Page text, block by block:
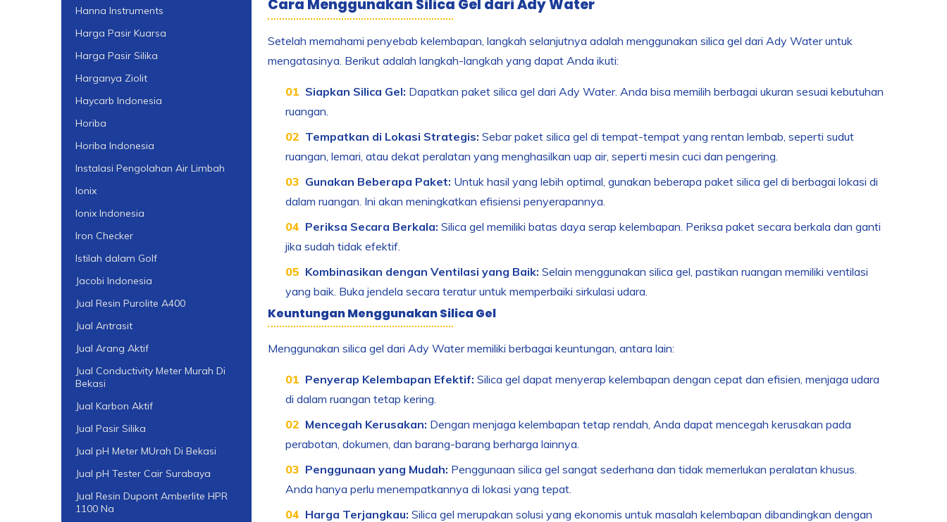
Cara Menggunakan Silica Gel dari Ady Water
Setelah memahami penyebab kelembapan, langkah selanjutnya adalah menggunakan silica gel dari Ady Water untuk
mengatasinya. Berikut adalah langkah-langkah yang dapat Anda ikuti:
Siapkan Silica Gel: Dapatkan paket silica gel dari Ady Water. Anda bisa memilih berbagai ukuran sesuai kebutuhan
ruangan.
Tempatkan di Lokasi Strategis: Sebar paket silica gel di tempat-tempat yang rentan lembab, seperti sudut
ruangan, lemari, atau dekat peralatan yang menghasilkan uap air, seperti mesin cuci dan pengering.
Gunakan Beberapa Paket: Untuk hasil yang lebih optimal, gunakan beberapa paket silica gel di berbagai lokasi di
dalam ruangan. Ini akan meningkatkan efisiensi penyerapannya.
Periksa Secara Berkala: Silica gel memiliki batas daya serap kelembapan. Periksa paket secara berkala dan ganti
jika sudah tidak efektif.
Kombinasikan dengan Ventilasi yang Baik: Selain menggunakan silica gel, pastikan ruangan memiliki ventilasi
yang baik. Buka jendela secara teratur untuk memperbaiki sirkulasi udara.
Keuntungan Menggunakan Silica Gel
Menggunakan silica gel dari Ady Water memiliki berbagai keuntungan, antara lain:
Penyerap Kelembapan Efektif: Silica gel dapat menyerap kelembapan dengan cepat dan efisien, menjaga udara
di dalam ruangan tetap kering.
Mencegah Kerusakan: Dengan menjaga kelembapan tetap rendah, Anda dapat mencegah kerusakan pada
perabotan, dokumen, dan barang-barang berharga lainnya.
Penggunaan yang Mudah: Penggunaan silica gel sangat sederhana dan tidak memerlukan peralatan khusus.
Anda hanya perlu menempatkannya di lokasi yang tepat.
Harga Terjangkau: Silica gel merupakan solusi yang ekonomis untuk masalah kelembapan dibandingkan dengan
Hanna Instruments
Harga Pasir Kuarsa
Harga Pasir Silika
Harganya Ziolit
Haycarb Indonesia
Horiba
Horiba Indonesia
Instalasi Pengolahan Air Limbah
Ionix
Ionix Indonesia
Iron Checker
Istilah dalam Golf
Jacobi Indonesia
Jual Resin Purolite A400
Jual Antrasit
Jual Arang Aktif
Jual Conductivity Meter Murah Di
Bekasi
Jual Karbon Aktif
Jual Pasir Silika
Jual pH Meter MUrah Di Bekasi
Jual pH Tester Cair Surabaya
Jual Resin Dupont Amberlite HPR
1100 Na